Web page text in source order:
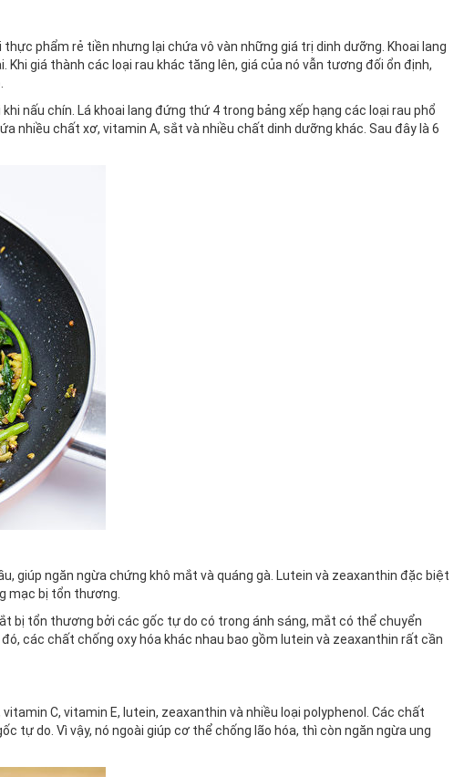
phẩm rẻ tiền nhưng lại chứa vô vàn những giá trị dinh dưỡng. Khoai lang
giá thành các loại rau khác tăng lên, giá của nó vẫn tương đối ổn định,
nấu chín. Lá khoai lang đứng thứ 4 trong bảng xếp hạng các loại rau phổ
nhiều chất xơ, vitamin A, sắt và nhiều chất dinh dưỡng khác. Sau đây là 6
giúp ngăn ngừa chứng khô mắt và quáng gà. Lutein và zeaxanthin đặc biệt
mạc bị tổn thương.
bị tổn thương bởi các gốc tự do có trong ánh sáng, mắt có thể chuyển
các chất chống oxy hóa khác nhau bao gồm lutein và zeaxanthin rất cần
C, vitamin E, lutein, zeaxanthin và nhiều loại polyphenol. Các chất
tự do. Vì vậy, nó ngoài giúp cơ thể chống lão hóa, thì còn ngăn ngừa ung